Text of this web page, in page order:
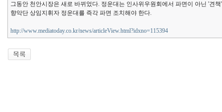
그동안 천안시장은 새로 바뀌었다. 정운대는 인사위우원회에서 파면이 아닌 '견
향악단 상임지휘자 정운대를 즉각 파면 조치해야 한다.
http://www.mediatoday.co.kr/news/articleView.html?idxno=115394